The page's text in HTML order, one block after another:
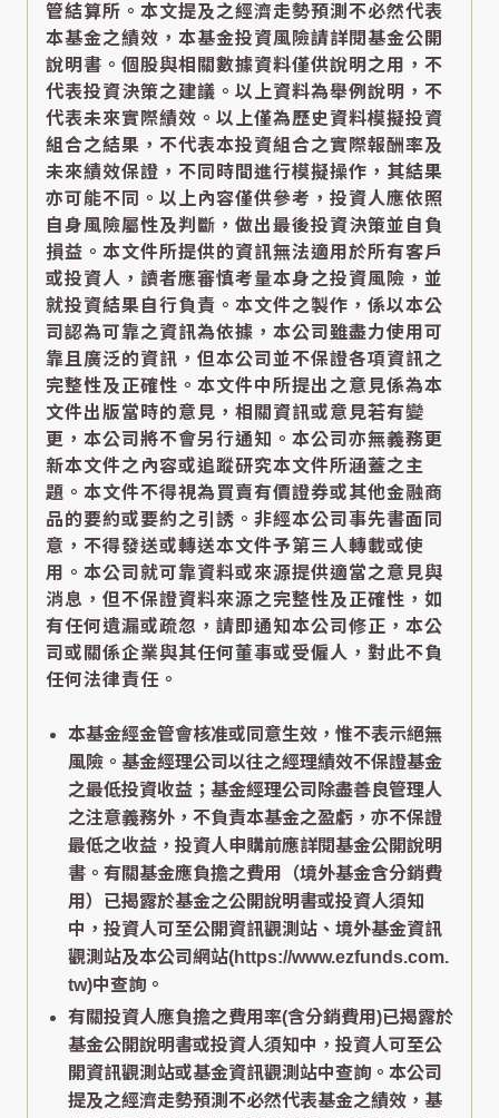
管結算所。本文提及之經濟走勢預測不必然代表
本基金之績效，本基金投資風險請詳閱基金公開
說明書。個股與相關數據資料僅供說明之用，不
代表投資決策之建議。以上資料為舉例說明，不
代表未來實際績效。以上僅為歷史資料模擬投資
組合之結果，不代表本投資組合之實際報酬率及
未來績效保證，不同時間進行模擬操作，其結果
亦可能不同。以上內容僅供參考，投資人應依照
自身風險屬性及判斷，做出最後投資決策並自負
損益。本文件所提供的資訊無法適用於所有客戶
或投資人，讀者應審慎考量本身之投資風險，並
就投資結果自行負責。本文件之製作，係以本公
司認為可靠之資訊為依據，本公司雖盡力使用可
靠且廣泛的資訊，但本公司並不保證各項資訊之
完整性及正確性。本文件中所提出之意見係為本
文件出版當時的意見，相關資訊或意見若有變
更，本公司將不會另行通知。本公司亦無義務更
新本文件之內容或追蹤研究本文件所涵蓋之主
題。本文件不得視為買賣有價證券或其他金融商
品的要約或要約之引誘。非經本公司事先書面同
意，不得發送或轉送本文件予第三人轉載或使
用。本公司就可靠資料或來源提供適當之意見與
消息，但不保證資料來源之完整性及正確性，如
有任何遺漏或疏忽，請即通知本公司修正，本公
司或關係企業與其任何董事或受僱人，對此不負
任何法律責任。
本基金經金管會核准或同意生效，惟不表示絕無
風險。基金經理公司以往之經理績效不保證基金
之最低投資收益；基金經理公司除盡善良管理人
之注意義務外，不負責本基金之盈虧，亦不保證
最低之收益，投資人申購前應詳閱基金公開說明
書。有關基金應負擔之費用（境外基金含分銷費
用）已揭露於基金之公開說明書或投資人須知
中，投資人可至公開資訊觀測站、境外基金資訊
觀測站及本公司網站(https://www.ezfunds.com.
tw)中查詢。
有關投資人應負擔之費用率(含分銷費用)已揭露於
基金公開說明書或投資人須知中，投資人可至公
開資訊觀測站或基金資訊觀測站中查詢。本公司
提及之經濟走勢預測不必然代表基金之績效，基